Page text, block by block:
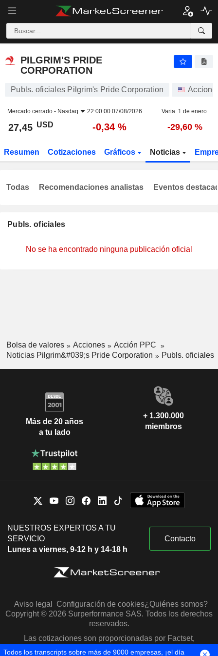
PILGRIM'S PRIDE
CORPORATION
Publs. oficiales Pilgrim's Pride Corporation
Mercado cerrado - Nasdaq 22:00:00 07/08/2026 Varia. 1 de enero.
27,45 USD -0,34 % -29,60 %
Resumen Cotizaciones Gráficos Noticias
Publs. oficiales
No se ha encontrado ninguna publicación oficial
Todas Recomendaciones analistas Eventos
Bolsa de valores Acciones
Acción PPC
Noticias Pilgrim&#039;s Pride Corporation
Publs. oficiales
Más de 20 años
a tu lado
+ 1.300.000
miembros
NUESTROS EXPERTOS A TU
SERVICIO
Lunes a viernes, 9-12 h y 14-18 h
Contacto
Aviso legal Configuración de cookies¿Quiénes somos?
Copyright © 2026 Surperformance SAS. Todos los derechos
reservados.
Las cotizaciones son proporcionadas por Factset,
Morningstar y S&P Capital IQ
Todos los transcripts sobre más de 9000 empresas, ¡el día